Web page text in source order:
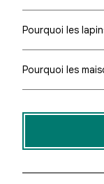
Pourquoi les
Pourquoi les